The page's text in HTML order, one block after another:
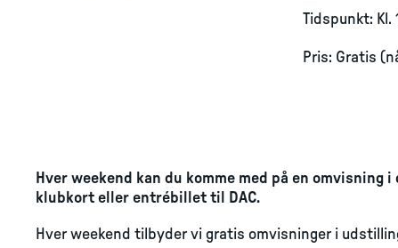
Tidspunkt: Kl.
Pris: Gratis
Hver weekend kan du komme med på en
klubkort eller entrébillet til DAC.
Hver weekend tilbyder vi gratis omvisninger i